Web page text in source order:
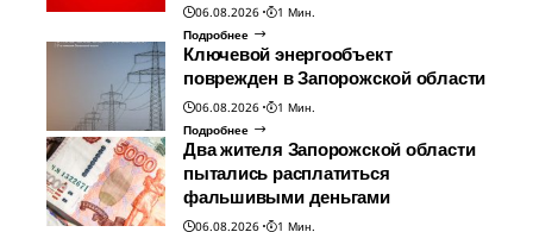
06.08.2026
1 Мин.
Подробнее
Ключевой энергообъект
поврежден в Запорожской области
06.08.2026
1 Мин.
Подробнее
Два жителя Запорожской области
пытались расплатиться
фальшивыми деньгами
06.08.2026
1 Мин.